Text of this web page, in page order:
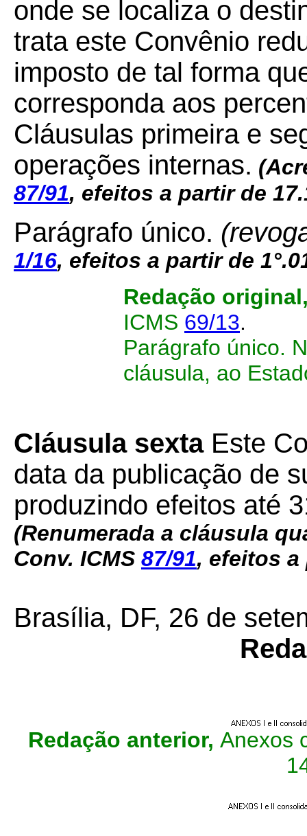
onde se localiza o
trata este Convênio
imposto de tal forma
corresponda aos
Cláusulas primeira e
operações internas.
87/91, efeitos a partir de
Parágrafo único.
1/16, efeitos a partir de
Redação
ICMS 69/13.
Parágrafo único.
cláusula, ao
Cláusula sextaEste
data da publicação de
produzindo efeitos até
(Renumerada a cláusula
Conv. ICMS 87/91, efeitos a
Brasília, DF, 26 de
Redação anterior, Anexos